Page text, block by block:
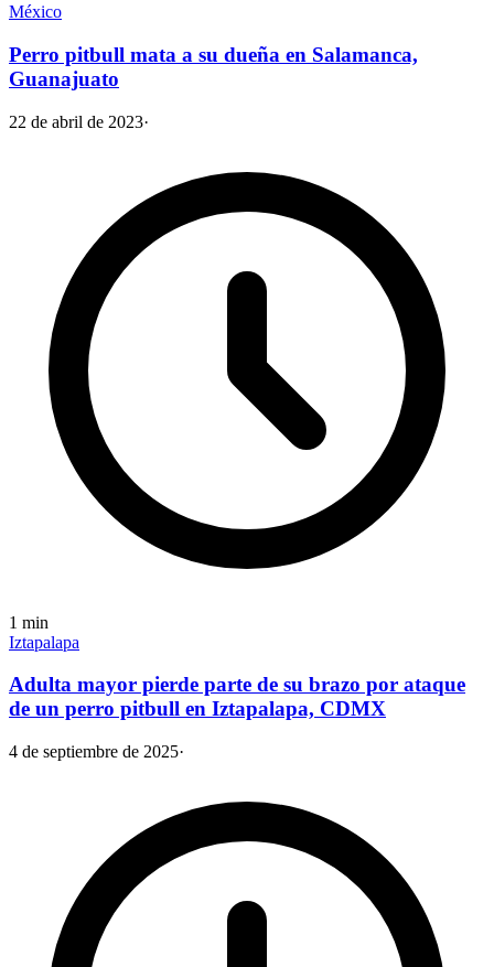
México
Perro pitbull mata a su dueña en Salamanca,
Guanajuato
22 de abril de 2023·
1 min
Iztapalapa
Adulta mayor pierde parte de su brazo por ataque
de un perro pitbull en Iztapalapa, CDMX
4 de septiembre de 2025·